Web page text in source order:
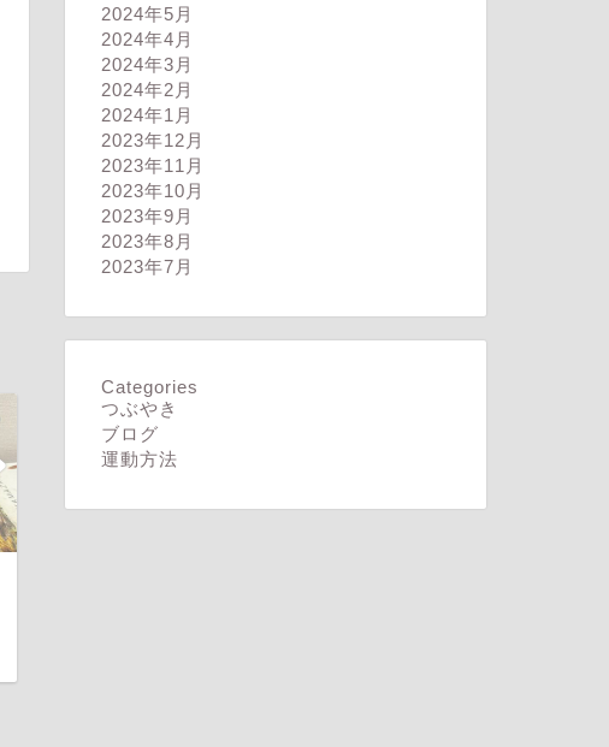
2024年5月
2024年4月
2024年3月
2024年2月
2024年1月
2023年12月
2023年11月
2023年10月
2023年9月
2023年8月
2023年7月
Categories
つぶやき
ブログ
運動方法